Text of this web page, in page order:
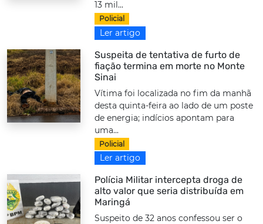
13 mil...
Policial
Ler artigo
Suspeita de tentativa de furto de
fiação termina em morte no Monte
Sinai
Vítima foi localizada no fim da manhã
desta quinta-feira ao lado de um poste
de energia; indícios apontam para
uma...
Policial
Ler artigo
Polícia Militar intercepta droga de
alto valor que seria distribuída em
Maringá
Suspeito de 32 anos confessou ser o